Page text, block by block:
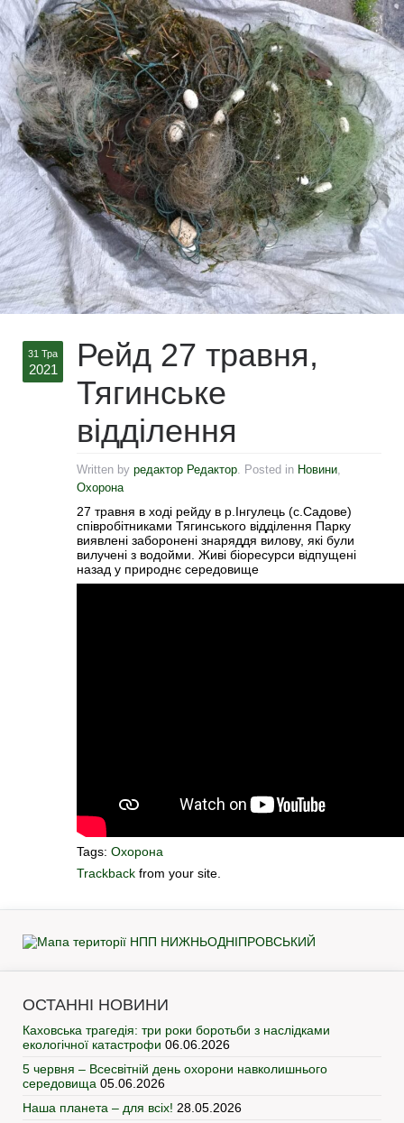
31 Тра
2021
Рейд 27 травня,
Тягинське
відділення
Written by редактор Редактор. Posted in Новини,
Охорона
27 травня в ході рейду в р.Інгулець (с.Садове)
співробітниками Тягинського відділення Парку
виявлені заборонені знаряддя вилову, які були
вилучені з водойми. Живі біоресурси відпущені
назад у природнє середовище
Tags: Охорона
Trackback from your site.
ОСТАННІ НОВИНИ
Каховська трагедія: три роки боротьби з наслідками
екологічної катастрофи 06.06.2026
5 червня – Всесвітній день охорони навколишнього
середовища 05.06.2026
Наша планета – для всіх! 28.05.2026